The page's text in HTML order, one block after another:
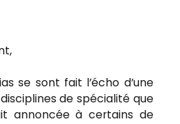
se sont fait l’écho d’une
de spécialité que
annoncée à certains de